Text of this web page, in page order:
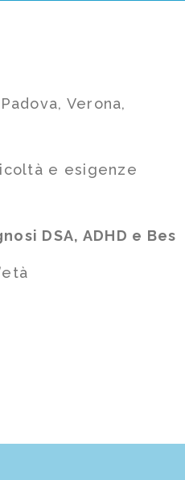
Verona,
e esigenze
DSA, ADHD e Bes